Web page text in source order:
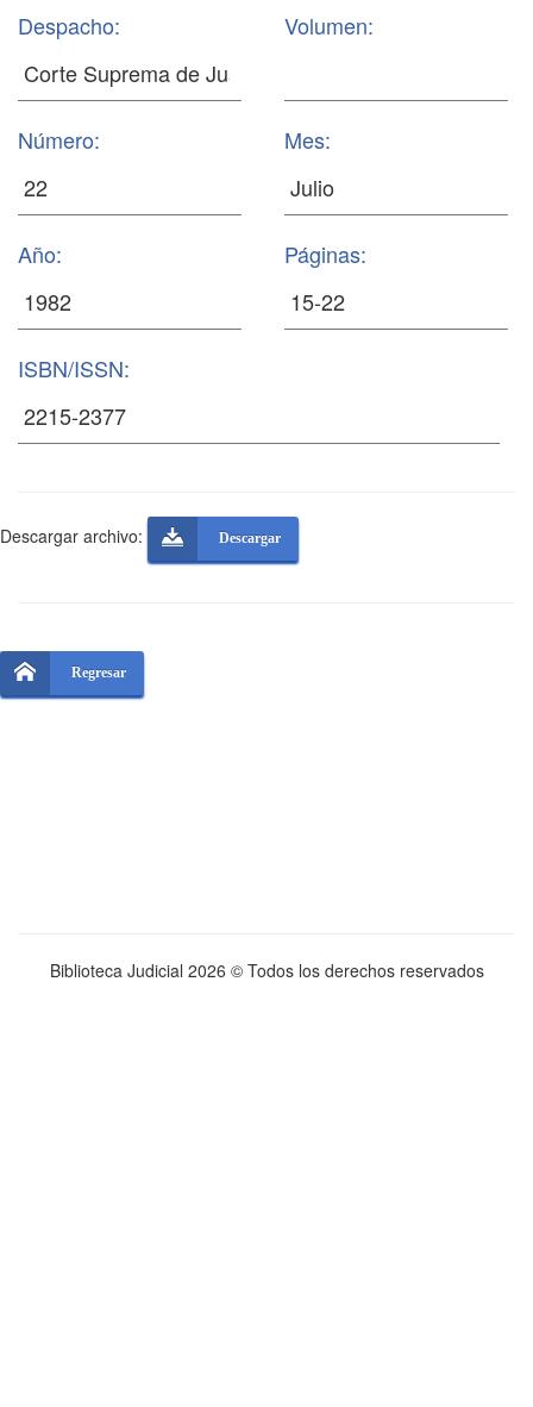
Despacho: Volumen:
Número: Mes:
Año: Páginas:
ISBN/ISSN:
Descargar archivo: Descargar
Regresar
Biblioteca Judicial 2026 © Todos los derechos reservados